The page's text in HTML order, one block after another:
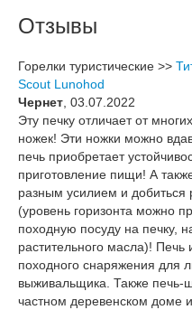
Отзывы
Горелки туристические >>
Scout Lunohod
Чернет , 03.07.2022
Эту печку отличает от
ножек! Эти ножки можно
печь приобретает
приготовление пищи! А
разным усилием и добиться
(уровень горизонта можно
походную посуду на печку,
растительного масла)! Печь
походного снаряжения для
выживальщика. Также печь-
частном деревенском доме